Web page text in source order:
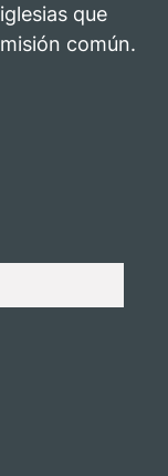
que
común.